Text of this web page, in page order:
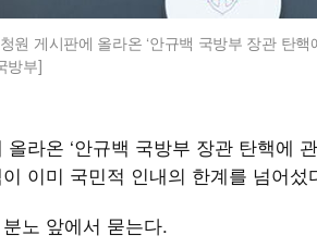
원 게시판에 올라온 ‘안규백 국방부 장관 탄
방부]
라온 ‘안규백 국방부 장관 탄핵에
이미 국민적 인내의 한계를 넘어섰
노 앞에서 묻는다.